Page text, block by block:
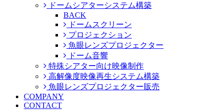
ドームシアターシステム構築
BACK
ドームスクリーン
プロジェクション
魚眼レンズプロジェクター
ドーム音響
特殊シアター向け映像制作
高解像度映像再生システム構築
魚眼レンズプロジェクター販売
COMPANY
CONTACT